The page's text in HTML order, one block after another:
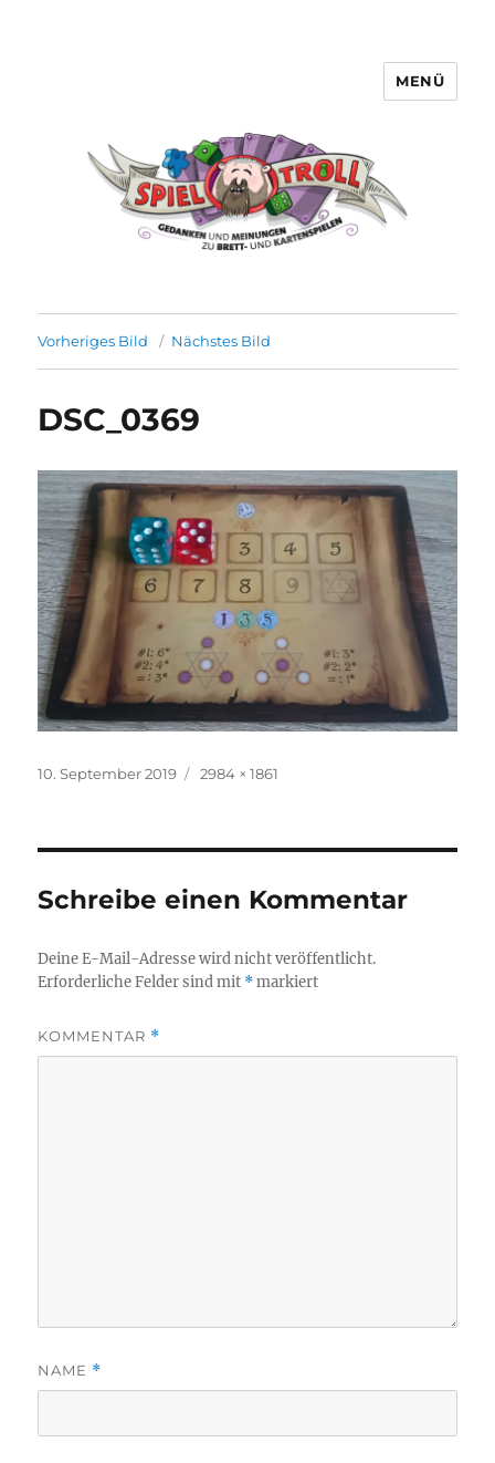
MENÜ
Vorheriges Bild Nächstes Bild
DSC_0369
Veröffentlicht
10. September 2019 Originalgröße
2984 × 1861
Schreibe einen Kommentar
Deine E-Mail-Adresse wird nicht veröffentlicht.
Erforderliche Felder sind mit *markiert
KOMMENTAR *
NAME *